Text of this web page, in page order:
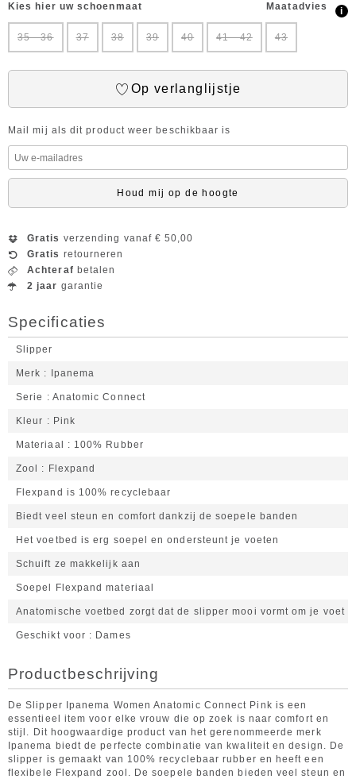
Kies hier uw schoenmaat Maatadvies i
35 - 36 37 38 39 40 41 - 42 43
Op verlanglijstje
Mail mij als dit product weer beschikbaar is
Houd mij op de hoogte
Gratis verzending vanaf € 50,00
Gratis retourneren
Achteraf betalen
2 jaar garantie
Specificaties
Slipper
Merk Ipanema
Serie Anatomic Connect
Kleur Pink
Materiaal 100% Rubber
Zool Flexpand
Flexpand is 100% recyclebaar
Biedt veel steun en comfort dankzij de soepele banden
Het voetbed is erg soepel en ondersteunt je voeten
Schuift ze makkelijk aan
Soepel Flexpand materiaal
Anatomische voetbed zorgt dat de slipper mooi vormt om je voet
Geschikt voor Dames
Productbeschrijving
De Slipper Ipanema Women Anatomic Connect Pink is een
essentieel item voor elke vrouw die op zoek is naar comfort en
stijl. Dit hoogwaardige product van het gerenommeerde merk
Ipanema biedt de perfecte combinatie van kwaliteit en design. De
slipper is gemaakt van 100% recyclebaar rubber en heeft een
flexibele Flexpand zool. De soepele banden bieden veel steun en